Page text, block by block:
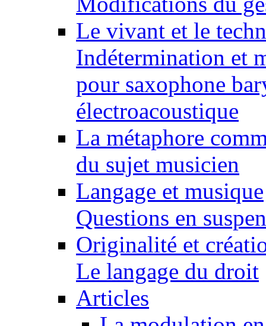
Le vivant et le
Indétermination et
pour saxophone
électroacoustique
La métaphore
du sujet musicien
Langage et musique
Questions en
Originalité et
Le langage du droit
Articles